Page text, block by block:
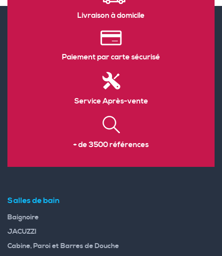
Livraison à domicile
Paiement par carte sécurisé
Service Après-vente
+ de 3500 références
Salles de bain
Baignoire
JACUZZI
Cabine, Paroi et Barres de Douche